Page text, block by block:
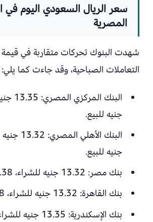
سعر الريال السعودي اليوم في
المصرية
شهدت البنوك تحركات متقاربة في قيمة
التعاملات الصباحية، وقد جاءت كما يلي:
جنيه للبيع.
جنيه للبيع.
بنك مصر: 13.32 جنيه للشراء، 13.38 جنيه للبيع.
بنك القاهرة: 13.32 جنيه للشراء، 13.38 جنيه للبيع.